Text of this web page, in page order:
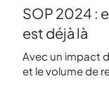
SOP 2024 :
est déjà là
Avec un impact
et le volume de